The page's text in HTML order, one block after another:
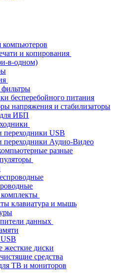
и копирования
в-одном)
бесперебойного питания
напряжения и стабилизаторы
ИБП
переходники USB
переходники Аудио-Видео
разные
клавиатура и мышь
данных
жесткие диски
средства
ТВ и мониторов